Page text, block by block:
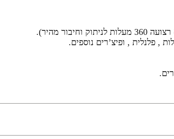
, פלנלית , ופיצ’רים נוספים.